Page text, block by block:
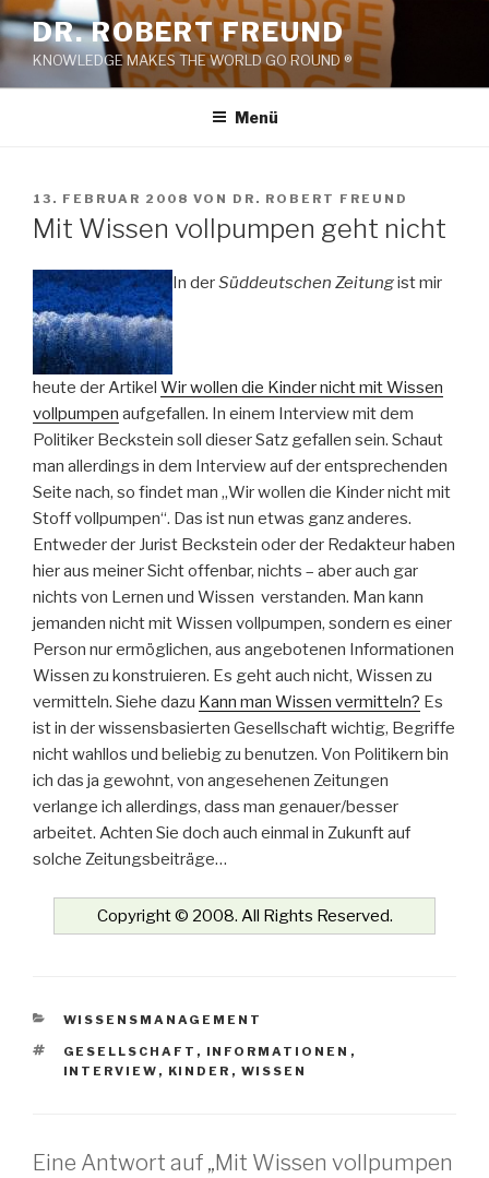
Zum
Inhalt
springen
DR. ROBERT FREUND
KNOWLEDGE MAKES THE WORLD GO ROUND ®
Menü
VERÖFFENTLICHT
AM
13. FEBRUAR 2008 VON DR. ROBERT FREUND
Mit Wissen vollpumpen geht nicht
In derSüddeutschen Zeitungist mir
heute der Artikel Wir wollen die Kinder nicht mit Wissen
vollpumpen aufgefallen. In einem Interview mit dem
Politiker Beckstein soll dieser Satz gefallen sein. Schaut
man allerdings in dem Interview auf der entsprechenden
Seite nach, so findet man „Wir wollen die Kinder nicht mit
Stoff vollpumpen“. Das ist nun etwas ganz anderes.
Entweder der Jurist Beckstein oder der Redakteur haben
hier aus meiner Sicht offenbar, nichts – aber auch gar
nichts von Lernen und Wissen verstanden. Man kann
jemanden nicht mit Wissen vollpumpen, sondern es einer
Person nur ermöglichen, aus angebotenen Informationen
Wissen zu konstruieren. Es geht auch nicht, Wissen zu
vermitteln. Siehe dazu Kann man Wissen vermitteln? Es
ist in der wissensbasierten Gesellschaft wichtig, Begriffe
nicht wahllos und beliebig zu benutzen. Von Politikern bin
ich das ja gewohnt, von angesehenen Zeitungen
verlange ich allerdings, dass man genauer/besser
arbeitet. Achten Sie doch auch einmal in Zukunft auf
solche Zeitungsbeiträge…
Copyright © 2008. All Rights Reserved.
KATEGORIEN
WISSENSMANAGEMENT
SCHLAGWÖRTER
GESELLSCHAFT , INFORMATIONEN ,
INTERVIEW , KINDER , WISSEN
Eine Antwort auf „Mit Wissen vollpumpen